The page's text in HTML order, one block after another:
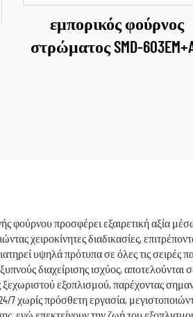
εμπορικός φούρνος
στρώματος SMD-
φούρνου προσφέρει εξαιρετική αξία
χειροκίνητες διαδικασίες,
υψηλά πρότυπα σε όλες τις
διαχείρισης ισχύος,
εξοπλισμού, παρέχοντας
7 χωρίς πρόσθετη εργασία,